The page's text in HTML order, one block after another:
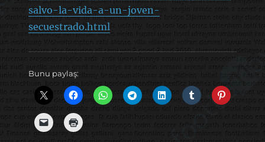
salvo-la-vida-a-un-joven-
secuestrado.html
Bunu paylaş: